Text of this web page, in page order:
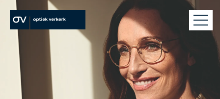
brillen
contactlenzen